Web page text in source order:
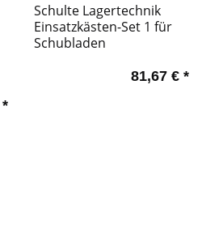
*
Schulte Lagertechnik
Einsatzkästen-Set 1 für
Schubladen
81,67 € *